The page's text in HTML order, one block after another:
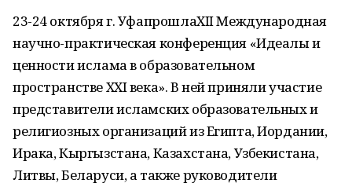
23-24 октября г. УфапрошлаXII Международная
научно-практическая конференция «Идеалы и
ценности ислама в образовательном
пространстве XXI века». В ней приняли участие
представители исламских образовательных и
религиозных организаций из Египта, Иордании,
Ирака, Кыргызстана, Казахстана, Узбекистана,
Литвы, Беларуси, а также руководители